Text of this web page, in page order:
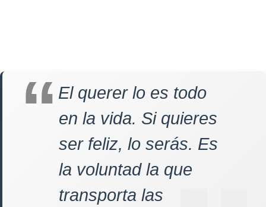
El querer lo es todo
en la vida. Si quieres
ser feliz, lo serás. Es
la voluntad la que
transporta las